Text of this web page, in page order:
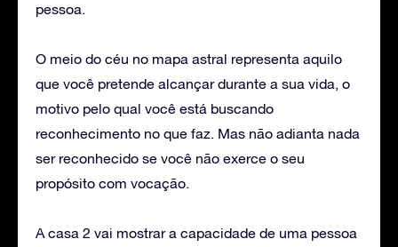
pessoa.
O meio do céu no mapa astral representa aquilo
que você pretende alcançar durante a sua vida, o
motivo pelo qual você está buscando
reconhecimento no que faz. Mas não adianta nada
ser reconhecido se você não exerce o seu
propósito com vocação.
A casa 2 vai mostrar a capacidade de uma pessoa